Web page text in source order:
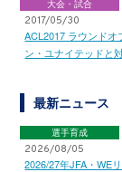
大会・試合
2017/05/30
ACL2017 ラウンド
ン・ユナイテッドと
最新ニュース
選手育成
2026/08/05
2026/27年JFA・WE